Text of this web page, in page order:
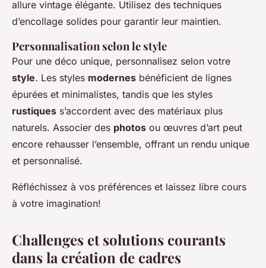
allure vintage élégante. Utilisez des techniques
d’encollage solides pour garantir leur maintien.
Personnalisation selon le style
Pour une déco unique, personnalisez selon votre
style. Les styles modernes bénéficient de lignes
épurées et minimalistes, tandis que les styles
rustiques s’accordent avec des matériaux plus
naturels. Associer des photos ou œuvres d’art peut
encore rehausser l’ensemble, offrant un rendu unique
et personnalisé.
Réfléchissez à vos préférences et laissez libre cours
à votre imagination!
Challenges et solutions courants
dans la création de cadres